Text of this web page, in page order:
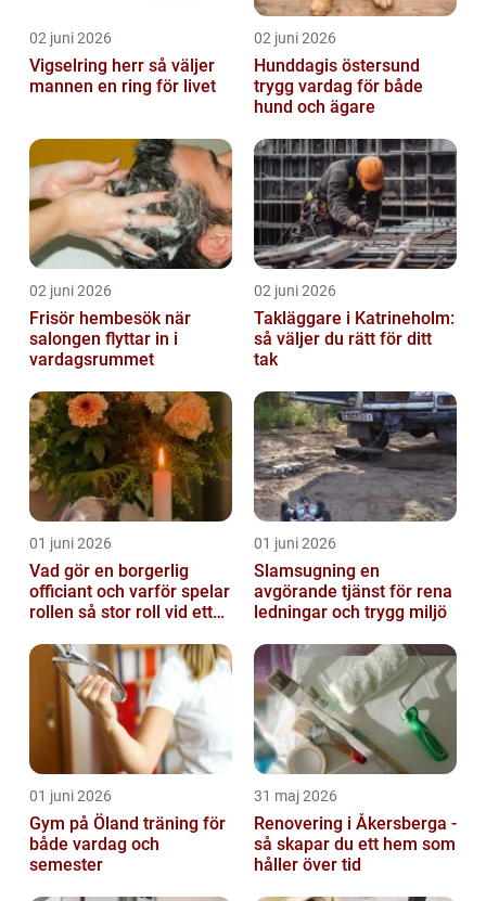
02 juni 2026
Vigselring herr så väljer
mannen en ring för livet
02 juni 2026
Hunddagis östersund
trygg vardag för både
hund och ägare
02 juni 2026
Frisör hembesök när
salongen flyttar in i
vardagsrummet
02 juni 2026
Takläggare i Katrineholm:
så väljer du rätt för ditt
tak
01 juni 2026
Vad gör en borgerlig
officiant och varför spelar
rollen så stor roll vid ett
01 juni 2026
Slamsugning en
avgörande tjänst för rena
ledningar och trygg miljö
01 juni 2026
Gym på Öland träning för
både vardag och
semester
31 maj 2026
Renovering i Åkersberga -
så skapar du ett hem som
håller över tid